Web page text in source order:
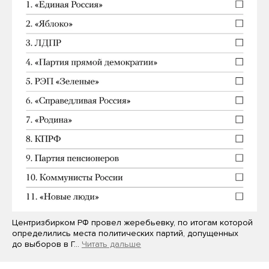
Центризбирком РФ провел жеребьевку, по итогам которой
определились места политических партий, допущенных
до выборов в Г… Читать дальше